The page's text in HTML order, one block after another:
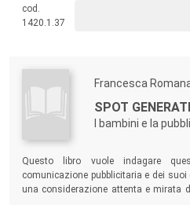
cod.
1420.1.37
Francesca
SPOT
I bambini e la
Questo libro vuole indagare
comunicazione pubblicitaria e dei
una considerazione attenta e mirata